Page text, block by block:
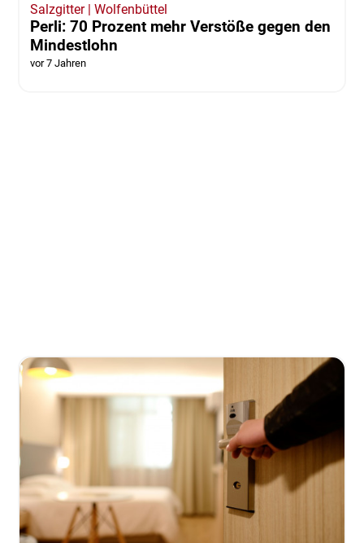
Salzgitter | Wolfenbüttel
Perli: 70 Prozent mehr Verstöße gegen den
Mindestlohn
vor 7 Jahren